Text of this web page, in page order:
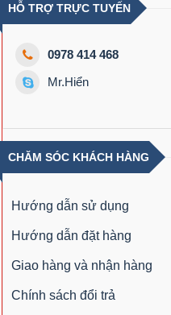
HỖ TRỢ TRỰC TUYẾN
0978 414 468
Mr.Hiển
CHĂM SÓC KHÁCH HÀNG
Hướng dẫn sử dụng
Hướng dẫn đặt hàng
Giao hàng và nhận hàng
Chính sách đổi trả